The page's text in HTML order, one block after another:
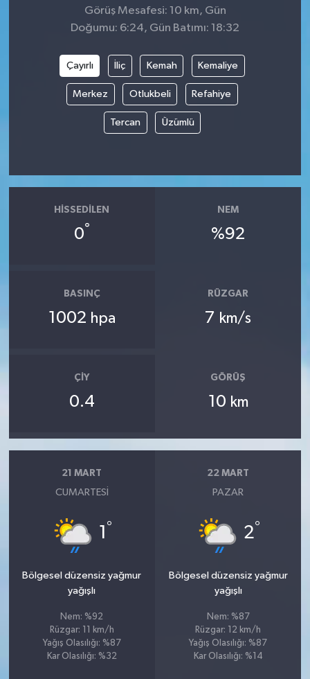
Görüş Mesafesi: 10 km, Gün
Doğumu: 6:24, Gün Batımı: 18:32
Çayırlı İliç Kemah Kemaliye
Merkez Otlukbeli Refahiye
Tercan Üzümlü
HISSEDILEN
0°
NEM
%92
BASINÇ
1002 hpa
RÜZGAR
7 km/s
ÇIY
0.4
GÖRÜŞ
10 km
21 MART
CUMARTESI
1 °
Bölgesel düzensiz yağmur
yağışlı
Nem: %92
Rüzgar: 11 km/h
Yağış Olasılığı: %87
Kar Olasılığı: %32
22 MART
PAZAR
2°
Bölgesel düzensiz yağmur
yağışlı
Nem: %87
Rüzgar: 12 km/h
Yağış Olasılığı: %87
Kar Olasılığı: %14